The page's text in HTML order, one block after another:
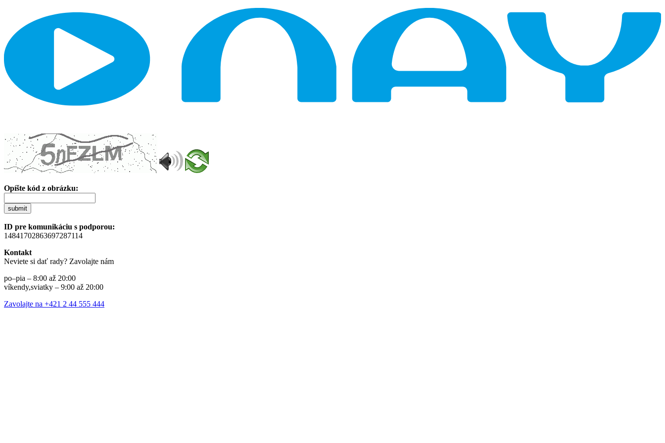
Opíšte kód z obrázku:
submit
ID pre komunikáciu s podporou:
14841702863697287114
Kontakt
Neviete si dať rady? Zavolajte nám
po–pia – 8:00 až 20:00
víkendy,sviatky – 9:00 až 20:00
Zavolajte na +421 2 44 555 444